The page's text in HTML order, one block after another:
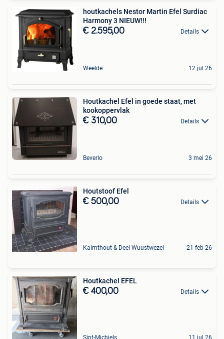
houtkachels Nestor Martin Efel Surdiac
Harmony 3 NIEUW!!!
€ 2.595,00 Details
Weelde 12 jul 26
Houtkachel Efel in goede staat, met
kookoppervlak
€ 310,00 Details
Beverlo 3 mei 26
Houtstoof Efel
€ 500,00 Details
Kalmthout & Deel Wuustwezel 21 feb 26
Houtkachel EFEL
€ 400,00 Details
Sint-Michiels 11 jul 26